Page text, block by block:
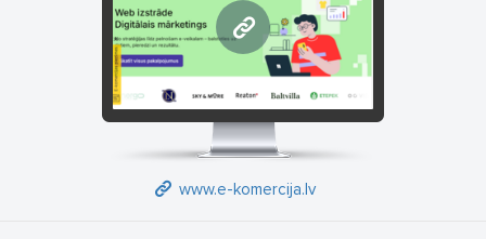
vajadzībām. Mēs strādājam ar dažādām nozarēm, piedāvājot
mūsdienīgus un inovatīvus piegājienus, kas palīdz uzņēmumiem
palielināt savu digitālo klātbūtni, uzlabot meklētājprogrammu
pozīcijas un optimizēt mārketinga aktivitātes.
eComStrive (E-komercija.lv) mērķis ir nodrošināt pilnīgu atbalstu
uzņēmuma digitālās attīstības ceļojumā, sākot no mājaslapu vai
e-veikalu izstrādes un līdz pat ilgtermiņa stratēģiju ieviešanai.
Mēs piedāvājam integrētus risinājumus, kas palīdz optimizēt
www.e-komercija.lv
www.e-komercija.lv